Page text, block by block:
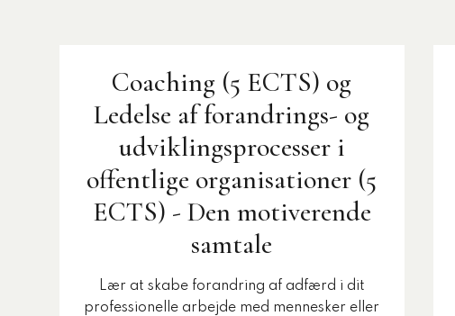
Coaching (5 ECTS) og
Ledelse af forandrings- og
udviklingsprocesser i
offentlige organisationer (5
ECTS) - Den motiverende
samtale
Lær at skabe forandring af adfærd i dit
professionelle arbejde med mennesker eller